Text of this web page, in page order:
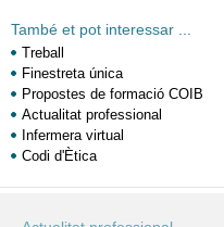
També et pot interessar ...
Treball
Finestreta única
Propostes de formació COIB
Actualitat professional
Infermera virtual
Codi d'Ètica